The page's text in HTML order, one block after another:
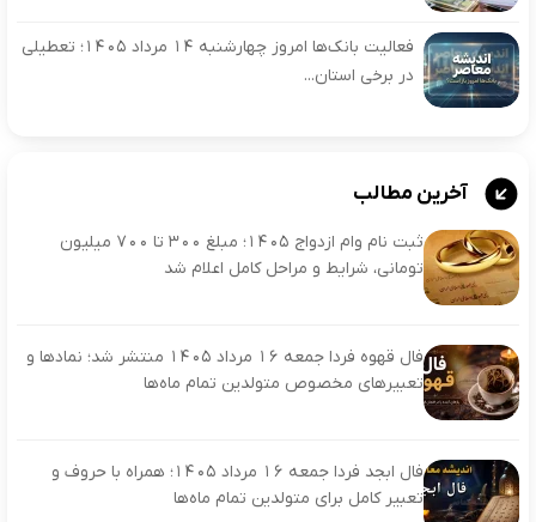
فعالیت بانک‌ها امروز چهارشنبه ۱۴ مرداد ۱۴۰۵؛ تعطیلی
در برخی استان...
آخرین مطالب
ثبت نام وام ازدواج ۱۴۰۵؛ مبلغ ۳۰۰ تا ۷۰۰ میلیون
تومانی، شرایط و مراحل کامل اعلام شد
فال قهوه فردا جمعه ۱۶ مرداد ۱۴۰۵ منتشر شد؛ نمادها و
تعبیرهای مخصوص متولدین تمام ماه‌ها
فال ابجد فردا جمعه ۱۶ مرداد ۱۴۰۵؛ همراه با حروف و
تعبیر کامل برای متولدین تمام ماه‌ها